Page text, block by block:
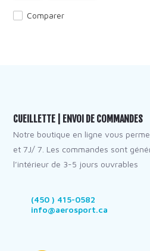
Comparer
CUEILLETTE | ENVOI DE COMMANDES
Notre boutique en ligne vous
et 7J/ 7. Les commandes sont
l’intérieur de 3-5 jours ouvrables
(450 ) 415-0582
info@aerosport.ca